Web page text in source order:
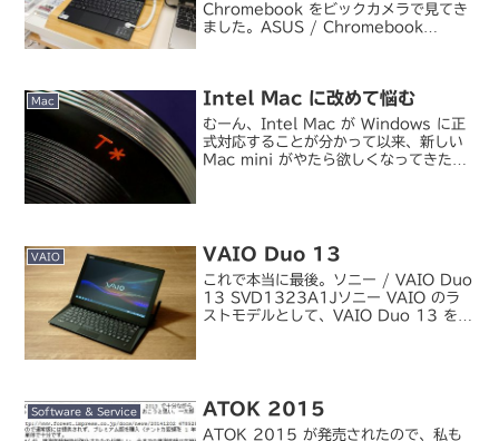
Chromebook をビックカメラで見てき
ました。ASUS / Chromebook
Mac Intel Mac に改めて悩む
むーん、Intel Mac が Windows に正
式対応することが分かって以来、新しい
Mac mini がやたら欲しくなってきた(;
VAIO VAIO Duo 13
これで本当に最後。ソニー / VAIO Duo
13 SVD1323A1Jソニー VAIO のラ
ストモデルとして、VAIO Duo 13 を買
Software & Service ATOK 2015
ATOK 2015 が発売されたので、私も